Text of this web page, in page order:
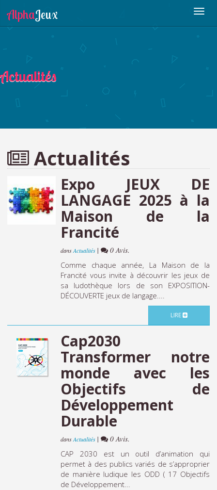
Actualités
Actualités
Expo JEUX DE
LANGAGE 2025 à la
Maison de la
Francité
dansActualités |
0 Avis.
Comme chaque année, La Maison de la
Francité vous invite à découvrir les jeux de
sa ludothèque lors de son EXPOSITION-
DÉCOUVERTE jeux de langage....
LIRE
Cap2030
Transformer notre
monde avec les
Objectifs de
Développement
Durable
dansActualités |
0 Avis.
CAP 2030 est un outil d’animation qui
permet à des publics variés de s’approprier
de manière ludique les ODD ( 17 Objectifs
de Développement...